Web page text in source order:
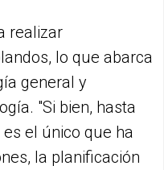
realizar
lo que abarca
general y
"Si bien, hasta
el único que ha
la planificación